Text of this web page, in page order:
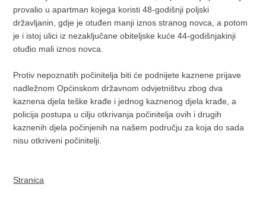
provalio u apartman kojega koristi 48-godišnji poljski
državljanin, gdje je otuđen manji iznos stranog novca, a potom
je i istoj ulici iz nezaključane obiteljske kuće 44-godišnjakinji
otuđio mali iznos novca.
Protiv nepoznatih počinitelja biti će podnijete kaznene prijave
nadležnom Općinskom državnom odvjetništvu zbog dva
kaznena djela teške krađe i jednog kaznenog djela krađe, a
policija postupa u cilju otkrivanja počinitelja ovih i drugih
kaznenih djela počinjenih na našem području za koja do sada
nisu otkriveni počinitelji.
Stranica